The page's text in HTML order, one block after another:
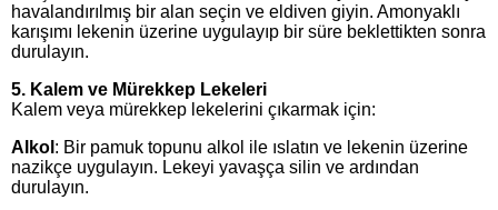
havalandırılmış bir alan seçin ve eldiven giyin. Amonyaklı
karışımı lekenin üzerine uygulayıp bir süre beklettikten sonra
durulayın.
5. Kalem ve Mürekkep Lekeleri
Kalem veya mürekkep lekelerini çıkarmak için:
Alkol : Bir pamuk topunu alkol ile ıslatın ve lekenin üzerine
nazikçe uygulayın. Lekeyi yavaşça silin ve ardından
durulayın.